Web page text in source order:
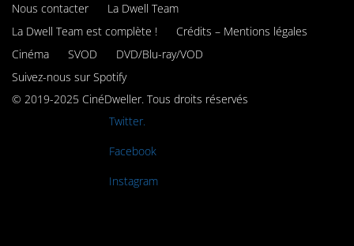
Nous contacter
La Dwell Team
La Dwell Team est complète !
Crédits – Mentions légales
Cinéma
SVOD
DVD/Blu-ray/VOD
Suivez-nous sur Spotify
© 2019-2025 CinéDweller. Tous droits réservés
Twitter.
Facebook
Instagram